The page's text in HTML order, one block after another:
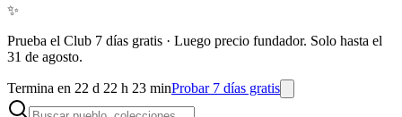
✨
Prueba el Club 7 días gratis · Luego precio fundador. Solo hasta el
31 de agosto.
Termina en 22 d 22 h 23 minProbar 7 días gratis